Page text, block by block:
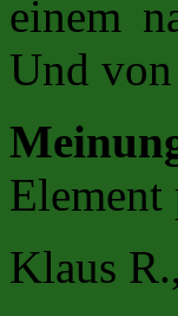
einem
Und
Klaus